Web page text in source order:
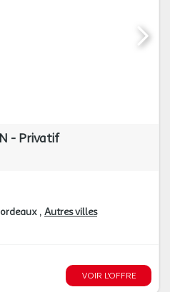
- Privatif
Autres villes
VOIR L'OFFRE